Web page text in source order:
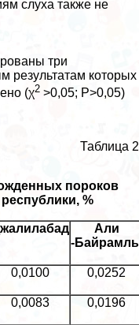
слуха также не
три
результатам которых
(χ2 >0,05; P>0,05)
Таблица 2
пороков
%
Али
-
0,0100 0,0252
0,0083 0,0196